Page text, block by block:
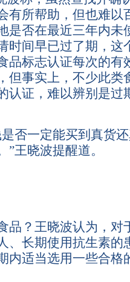
有所帮助，但也难以
是否在最近三年内未
时间早已过了期，这
品标志认证每次的有
但事实上，不少此类
认证，难以辨别是过
一定能买到真货还
”王晓波提醒道。
？王晓波认为，对
、长期使用抗生素的
内适当选用一些合格